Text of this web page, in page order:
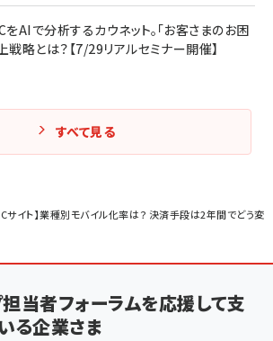
サイト】業種別モバイル化率は？ 決済手段は2年間でどう変
AIで分析するカウネット。「お客さまのお困
戦略とは？【7/29リアルセミナー開催】
すべて見る
担当者フォーラムを応援して支
る企業さま